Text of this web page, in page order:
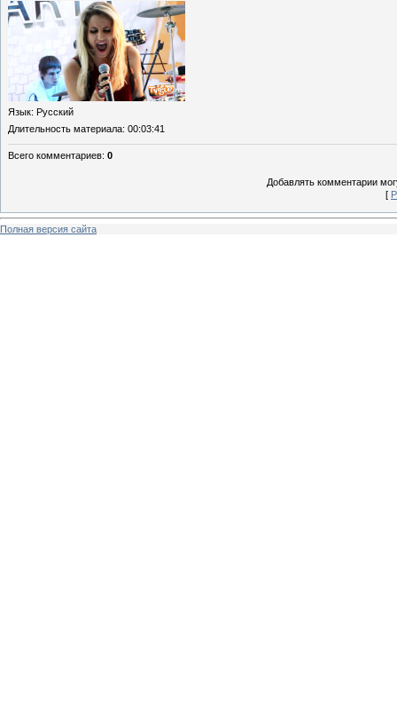
Язык: Русский
Длительность материала: 00:03:41
Всего комментариев: 0
Добавлять комментарии
[
Полная версия сайта